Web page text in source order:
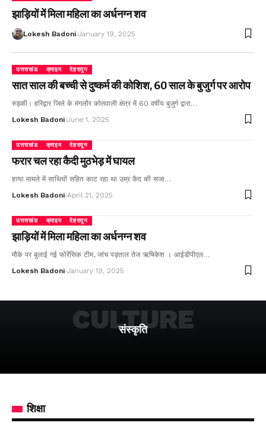
झाड़ियों में मिला महिला का अर्धनग्न शव
Lokesh Badoni January 19, 2025
उत्तराखंड क्राइम देहरादून
सात साल की बच्ची से दुष्कर्म की कोशिश, 60 साल के बुजुर्ग पर आरोप
रुड़की। हरिद्वार जिले के मंगलौर कोतवाली क्षेत्र में 60 वर्षीय बुजुर्ग द्वारा…
Lokesh Badoni June 1, 2025
उत्तराखंड क्राइम देहरादून
फरार चल रहा कैदी मुठभेड़ में घायल
हत्या मामले में साथियों सहित काट रहा था उम्र कैद की सजा…
Lokesh Badoni April 21, 2025
उत्तराखंड क्राइम देहरादून
झाड़ियों में मिला महिला का अर्धनग्न शव
मौके पर बुलाई गई फोरेंसिक टीम, जांच पड़ताल तेज ऋषिकेश । आईडीपीएल…
Lokesh Badoni January 19, 2025
संस्कृति
CULTURE
शिक्षा